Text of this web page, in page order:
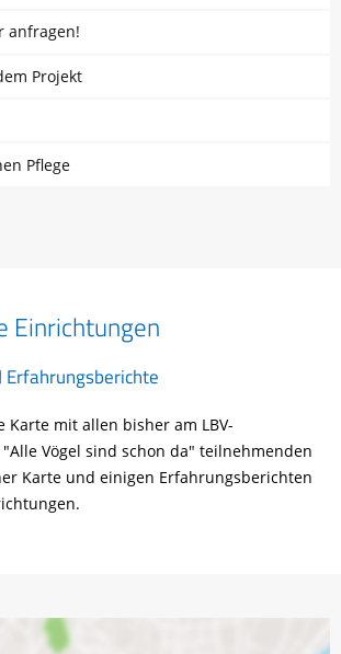
anfragen!
Projekt
Pflege
Einrichtungen
Karte mit allen bisher am LBV-
Vögel sind schon da" teilnehmenden
Karte und einigen Erfahrungsberichten